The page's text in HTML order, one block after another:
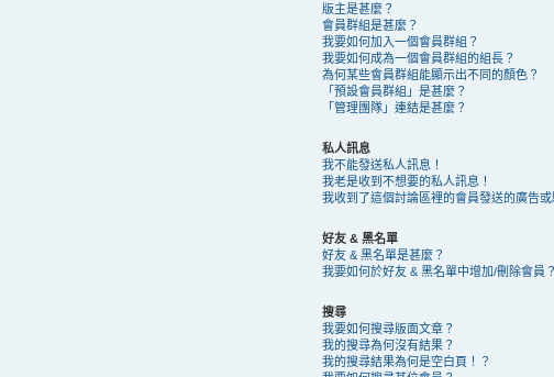
版主是甚麼？
會員群組是甚麼？
我要如何加入一個會員群組？
我要如何成為一個會員群組的組長？
為何某些會員群組能顯示出不同的顏色？
「預設會員群組」是甚麼？
「管理團隊」連結是甚麼？
私人訊息
我不能發送私人訊息！
我老是收到不想要的私人訊息！
我收到了這個討論區裡的會員發送的廣告或
好友 & 黑名單
好友 & 黑名單是甚麼？
我要如何於好友 & 黑名單中增加/刪除會員？
搜尋
我要如何搜尋版面文章？
我的搜尋為何沒有結果？
我的搜尋結果為何是空白頁！？